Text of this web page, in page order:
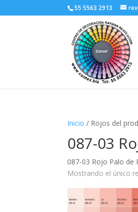
55 5563 2913
Inicio / Rojos del
087-03
087-03 Rojo Palo de
Mostrando el único